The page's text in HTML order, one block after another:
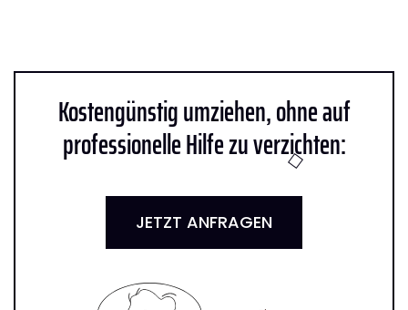
Kostengünstig umziehen, ohne auf
professionelle Hilfe zu verzichten:
JETZT ANFRAGEN